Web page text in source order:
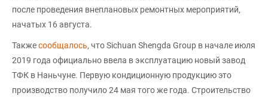
после проведения внеплановых ремонтных мероприятий,
начатых 16 августа.
Такжесообщалось, что Sichuan Shengda Group в начале июля
2019 года официально ввела в эксплуатацию новый завод
ТФК в Наньчуне. Первую кондиционную продукцию это
производство получило 24 мая того же года. Строительство